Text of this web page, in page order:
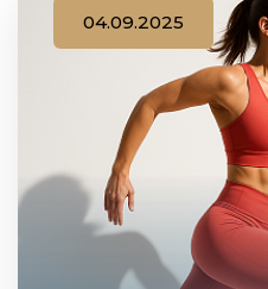
04.09.2025